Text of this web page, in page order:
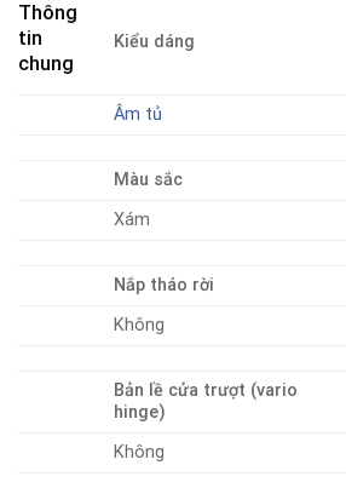
Thông
tin
chung
Kiểu dáng
Âm tủ
Màu sắc
Xám
Nắp tháo rời
Không
Bản lề cửa trượt (vario
hinge)
Không